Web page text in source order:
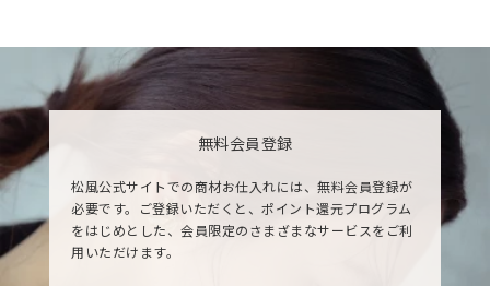
無料会員登録
松風公式サイトでの商材お仕入れには、無料会員登録が
必要です。ご登録いただくと、ポイント還元プログラム
をはじめとした、会員限定のさまざまなサービスをご利
用いただけます。